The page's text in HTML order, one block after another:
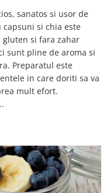
sanatos si usor de
capsuni si chia este
gluten si fara zahar
sunt pline de aroma si
Preparatul este
in care doriti sa va
mult efort.